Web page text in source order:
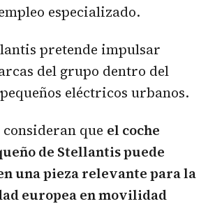
especializado.
pretende impulsar
del grupo dentro del
eléctricos urbanos.
que el coche
de Stellantis puede
una pieza relevante para la
europea en movilidad